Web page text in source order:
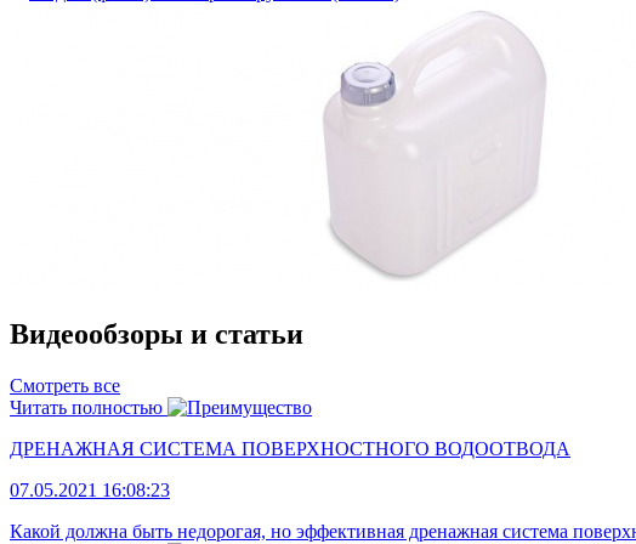
Видеообзоры и статьи
Смотреть все
Читать полностью
ДРЕНАЖНАЯ СИСТЕМА ПОВЕРХНОСТНОГО ВОДООТВОДА
07.05.2021 16:08:23
Какой должна быть недорогая, но эффективная дренажная система